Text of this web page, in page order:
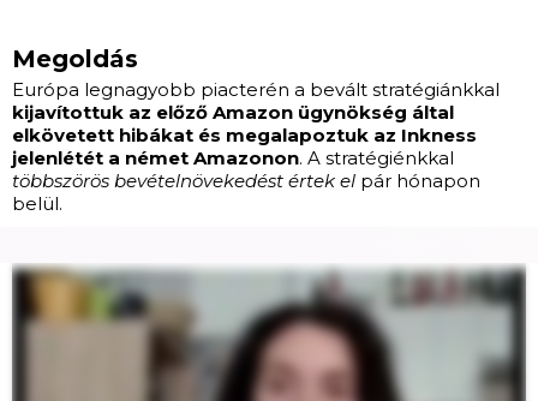
Megoldás
Európa legnagyobb piacterén a bevált stratégiánkkal
kijavítottuk az előző Amazon ügynökség által
elkövetett hibákat és megalapoztuk az Inkness
jelenlétét a német Amazonon. A stratégiénkkal
többszörös bevételnövekedést értek el pár hónapon
belül.